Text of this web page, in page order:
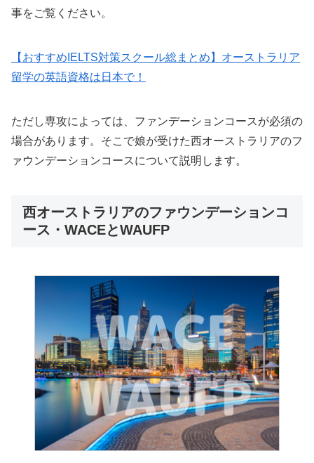
事をご覧ください。
【おすすめIELTS対策スクール総まとめ】オーストラリア
留学の英語資格は日本で！
ただし専攻によっては、ファンデーションコースが必須の
場合があります。そこで娘が受けた西オーストラリアのフ
ァウンデーションコースについて説明します。
西オーストラリアのファウンデーションコ
ース・WACEとWAUFP